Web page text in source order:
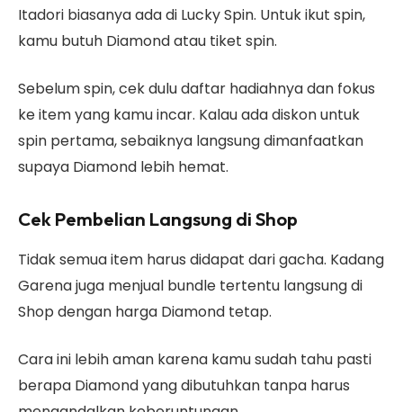
Itadori biasanya ada di Lucky Spin. Untuk ikut spin,
kamu butuh Diamond atau tiket spin.
Sebelum spin, cek dulu daftar hadiahnya dan fokus
ke item yang kamu incar. Kalau ada diskon untuk
spin pertama, sebaiknya langsung dimanfaatkan
supaya Diamond lebih hemat.
Cek Pembelian Langsung di Shop
Tidak semua item harus didapat dari gacha. Kadang
Garena juga menjual bundle tertentu langsung di
Shop dengan harga Diamond tetap.
Cara ini lebih aman karena kamu sudah tahu pasti
berapa Diamond yang dibutuhkan tanpa harus